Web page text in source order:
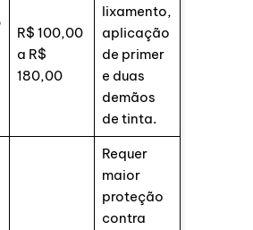
R$ 100,00
a R$
180,00
lixamento,
aplicação
de primer
e duas
demãos
de tinta.
Requer
maior
proteção
contra